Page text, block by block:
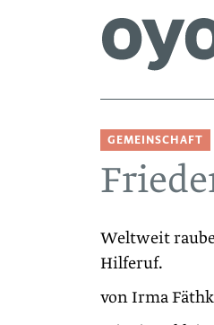
GEMEINSCHAFT
Weltweit
Hilferuf.
von Irma